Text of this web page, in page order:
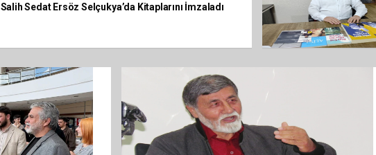
Salih Sedat Ersöz Selçukya’da Kitaplarını İmzaladı